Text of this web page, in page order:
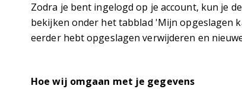
Zodra je bent ingelogd op je account, kun je
bekijken onder het tabblad 'Mijn opgeslagen
eerder hebt opgeslagen verwijderen en
Hoe wij omgaan met je gegevens